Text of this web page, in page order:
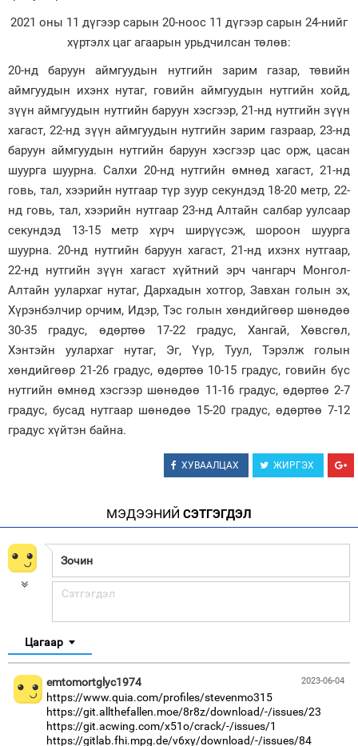
2021 оны 11 дүгээр сарын 20-ноос 11 дүгээр сарын 24-нийг
хүртэлх цаг агаарын урьдчилсан төлөв:
20-нд баруун аймгуудын нутгийн зарим газар, төвийн
аймгуудын ихэнх нутаг, говийн аймгуудын нутгийн хойд,
зүүн аймгуудын нутгийн баруун хэсгээр, 21-нд нутгийн зүүн
хагаст, 22-нд зүүн аймгуудын нутгийн зарим газраар, 23-нд
баруун аймгуудын нутгийн баруун хэсгээр цас орж, цасан
шуурга шуурна. Салхи 20-нд нутгийн өмнөд хагаст, 21-нд
говь, тал, хээрийн нутгаар түр зуур секундэд 18-20 метр, 22-
нд говь, тал, хээрийн нутгаар 23-нд Алтайн салбар уулсаар
секундэд 13-15 метр хүрч ширүүсэж, шороон шуурга
шуурна. 20-нд нутгийн баруун хагаст, 21-нд ихэнх нутгаар,
22-нд нутгийн зүүн хагаст хүйтний эрч чангарч Монгол-
Алтайн уулархаг нутаг, Дархадын хотгор, Завхан голын эх,
Хүрэнбэлчир орчим, Идэр, Тэс голын хөндийгөөр шөнөдөө
30-35 градус, өдөртөө 17-22 градус, Хангай, Хөвсгөл,
Хэнтэйн уулархаг нутаг, Эг, Үүр, Туул, Тэрэлж голын
хөндийгөөр 21-26 градус, өдөртөө 10-15 градус, говийн бүс
нутгийн өмнөд хэсгээр шөнөдөө 11-16 градус, өдөртөө 2-7
градус, бусад нутгаар шөнөдөө 15-20 градус, өдөртөө 7-12
градус хүйтэн байна.
ХУВААЛЦАХ ЖИРГЭХ
МЭДЭЭНИЙ СЭТГЭГДЭЛ
Цагаар
2023-06-04
emtomortglyc1974
https://www.quia.com/profiles/stevenmo315
https://git.allthefallen.moe/8r8z/download/-/issues/23
https://git.acwing.com/x51o/crack/-/issues/1
https://gitlab.fhi.mpg.de/v6xy/download/-/issues/84